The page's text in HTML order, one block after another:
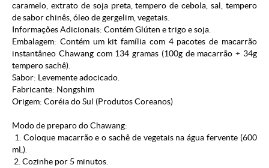
caramelo, extrato de soja preta, tempero de cebola, sal, tempero
de sabor chinês, óleo de gergelim, vegetais.
Informações Adicionais: Contém Glúten e trigo e soja.
Embalagem: Contém um kit família com 4 pacotes de macarrão
instantâneo Chawang com 134 gramas (100g de macarrão + 34g
tempero sachê).
Sabor: Levemente adocicado.
Fabricante: Nongshim
Origem: Coréia do Sul (Produtos Coreanos)
Modo de preparo do Chawang:
1. Coloque macarrão e o sachê de vegetais na água fervente (600
mL).
2. Cozinhe por 5 minutos.